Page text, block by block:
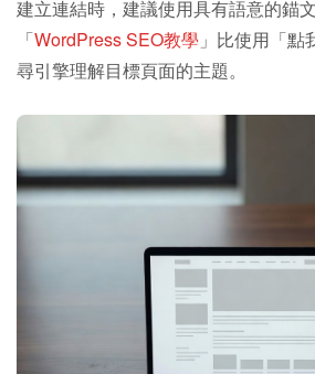
建立連結時，建議使用具有語意的錨
「WordPress SEO教學 」比使用「點
尋引擎理解目標頁面的主題。